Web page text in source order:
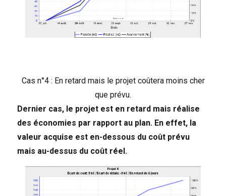
Cas n°4 : En retard mais le projet coûtera moins cher
que prévu.
Dernier cas, le projet est en retard mais réalise
des économies par rapport au plan. En effet, la
valeur acquise est en-dessous du coût prévu
mais au-dessus du coût réel.